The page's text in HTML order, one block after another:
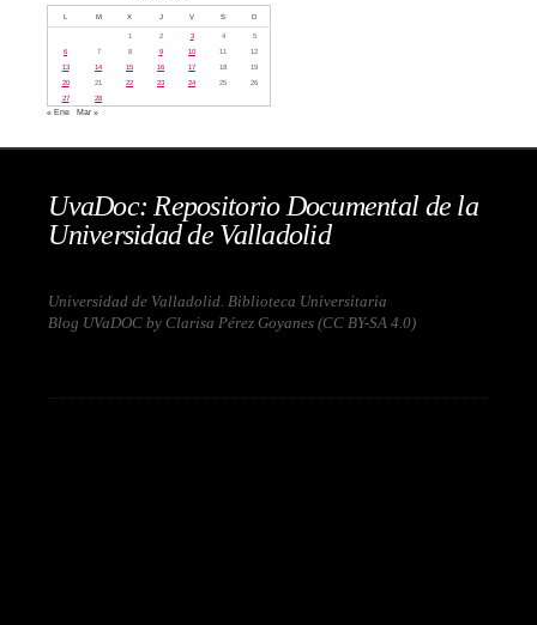
L M X J V S D
1 2 3 4
5
6
7 8 9 10 11
12
13
14 15 16 17 18
19
20
21 22 23 24 25
26
27
28
« Ene Mar »
UvaDoc: Repositorio Documental de la
Universidad de Valladolid
Universidad de Valladolid. Biblioteca Universitaria
Blog UVaDOC by Clarisa Pérez Goyanes (CC BY-SA 4.0)